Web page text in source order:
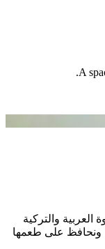
A
القهوة العربية والتركية
ونحافظ على طعمها